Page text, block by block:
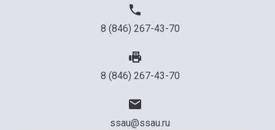
8 (846) 267-43-70
8 (846) 267-43-70
ssau@ssau.ru